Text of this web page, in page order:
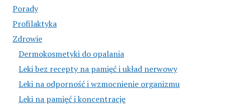
Porady
Profilaktyka
Zdrowie
Dermokosmetyki do opalania
Leki bez recepty na pamięć i układ nerwowy
Leki na odporność i wzmocnienie organizmu
Leki na pamięć i koncentrację